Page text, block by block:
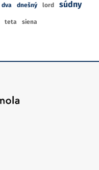
dva dnešný lord súdny
teta siena